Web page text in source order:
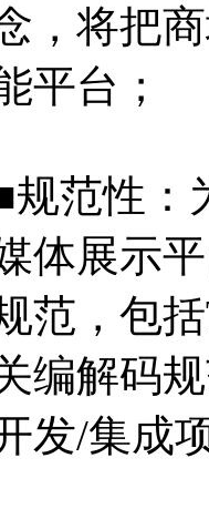
，将把
平台；
性：为
体展示
范，包
编解码
发/集成